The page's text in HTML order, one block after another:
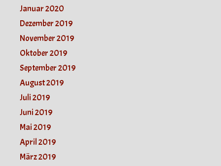
Januar 2020
Dezember 2019
November 2019
Oktober 2019
September 2019
August 2019
Juli 2019
Juni 2019
Mai 2019
April 2019
März 2019